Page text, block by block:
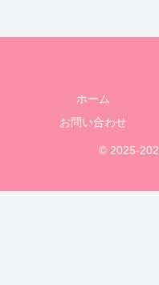
ホーム
お問い合わせ
© 2025-